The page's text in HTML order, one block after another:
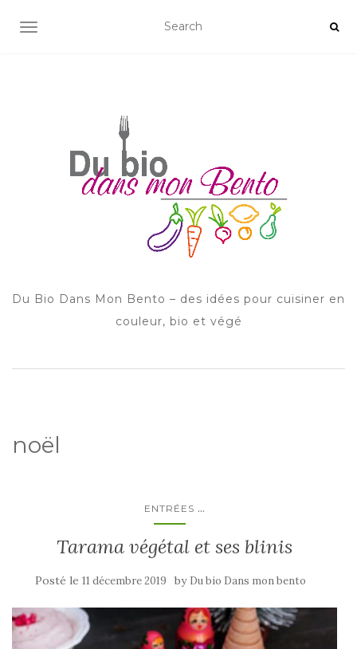
AFFICHER/MASQUER LA NAVIGATION
Du Bio Dans Mon Bento – des idées pour cuisiner en
couleur, bio et végé
noël
ENTRÉES ...
Tarama végétal et ses blinis
Posté le 11 décembre 2019 by Du bio Dans mon bento